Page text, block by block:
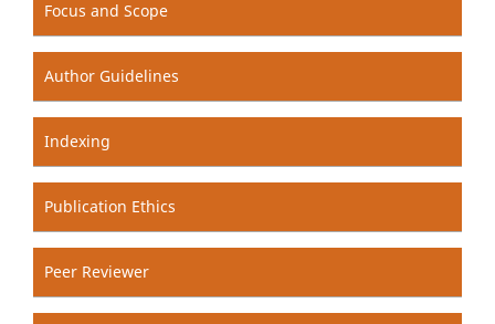
Focus and Scope
Author Guidelines
Indexing
Publication Ethics
Peer Reviewer